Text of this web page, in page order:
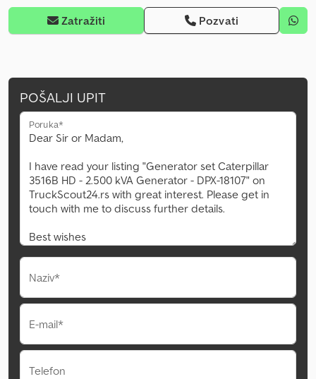
Zatražiti Pozvati
POŠALJI UPIT
Poruka*
Naziv*
E-mail*
Telefon